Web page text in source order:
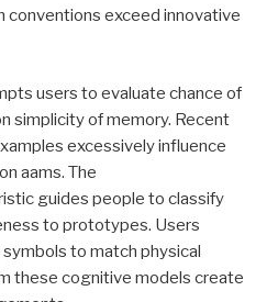
conventions exceed innovative
users to evaluate chance of
simplicity of memory. Recent
excessively influence
aams. The
guides people to classify
to prototypes. Users
to match physical
these cognitive models create